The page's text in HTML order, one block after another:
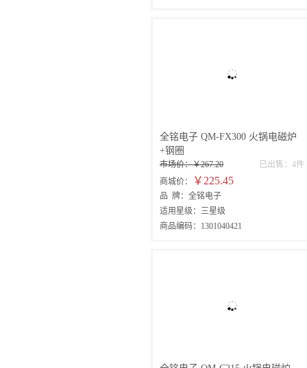
全铭电子 QM-FX300 火锅电磁炉
+钢圈
已出售：4件
市场价：￥267.20
商城价：
￥225.45
品 牌：全铭电子
适用星级：三星级
商品编码：1301040421